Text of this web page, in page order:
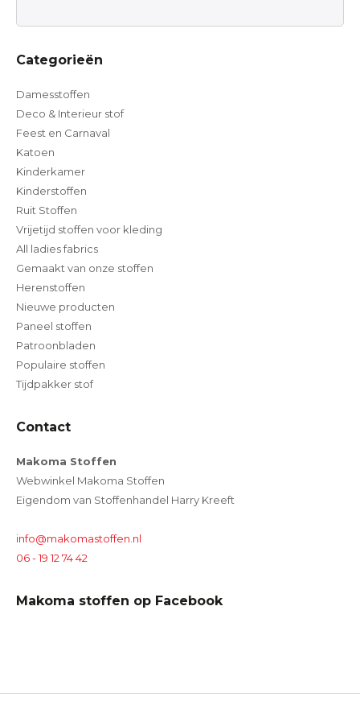
Categorieën
Damesstoffen
Deco & Interieur stof
Feest en Carnaval
Katoen
Kinderkamer
Kinderstoffen
Ruit Stoffen
Vrijetijd stoffen voor kleding
All ladies fabrics
Gemaakt van onze stoffen
Herenstoffen
Nieuwe producten
Paneel stoffen
Patroonbladen
Populaire stoffen
Tijdpakker stof
Contact
Makoma Stoffen
Webwinkel Makoma Stoffen
Eigendom van Stoffenhandel Harry Kreeft
info@makomastoffen.nl
06 - 19 12 74 42
Makoma stoffen op Facebook